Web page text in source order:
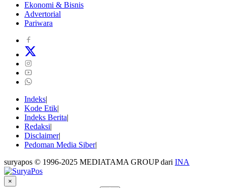
Ekonomi & Bisnis
Advertorial
Pariwara
Indeks
Kode Etik
Indeks Berita
Redaksi
Disclaimer
Pedoman Media Siber
suryapos © 1996-2025 MEDIATAMA GROUP dari INA
×